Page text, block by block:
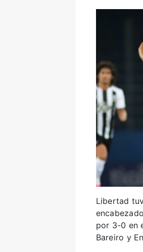
Libertad
por 3-0 en
Bareiro y